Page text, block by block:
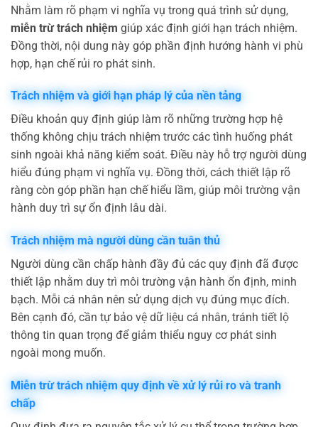
Nhằm làm rõ phạm vi nghĩa vụ trong quá trình sử dụng,
miễn trừ trách nhiệm giúp xác định giới hạn trách nhiệm.
Đồng thời, nội dung này góp phần định hướng hành vi phù
hợp, hạn chế rủi ro phát sinh.
Trách nhiệm và giới hạn pháp lý của nền tảng
Điều khoản quy định giúp làm rõ những trường hợp hệ
thống không chịu trách nhiệm trước các tình huống phát
sinh ngoài khả năng kiểm soát. Điều này hỗ trợ người dùng
hiểu đúng phạm vi nghĩa vụ. Đồng thời, cách thiết lập rõ
ràng còn góp phần hạn chế hiểu lầm, giúp môi trường vận
hành duy trì sự ổn định lâu dài.
Trách nhiệm mà người dùng cần tuân thủ
Người dùng cần chấp hành đầy đủ các quy định đã được
thiết lập nhằm duy trì môi trường vận hành ổn định, minh
bạch. Mỗi cá nhân nên sử dụng dịch vụ đúng mục đích.
Bên cạnh đó, cần tự bảo vệ dữ liệu cá nhân, tránh tiết lộ
thông tin quan trọng để giảm thiểu nguy cơ phát sinh
ngoài mong muốn.
Miễn trừ trách nhiệm quy định về xử lý rủi ro và tranh
chấp